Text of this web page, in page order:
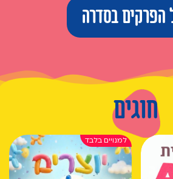
הפרקים בסדרה
חוגים